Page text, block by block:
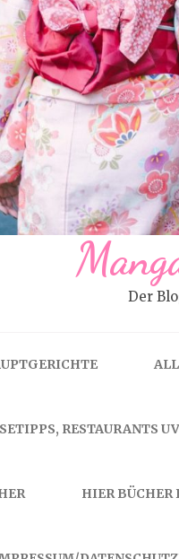
Der
RESTAURANTS
HIER